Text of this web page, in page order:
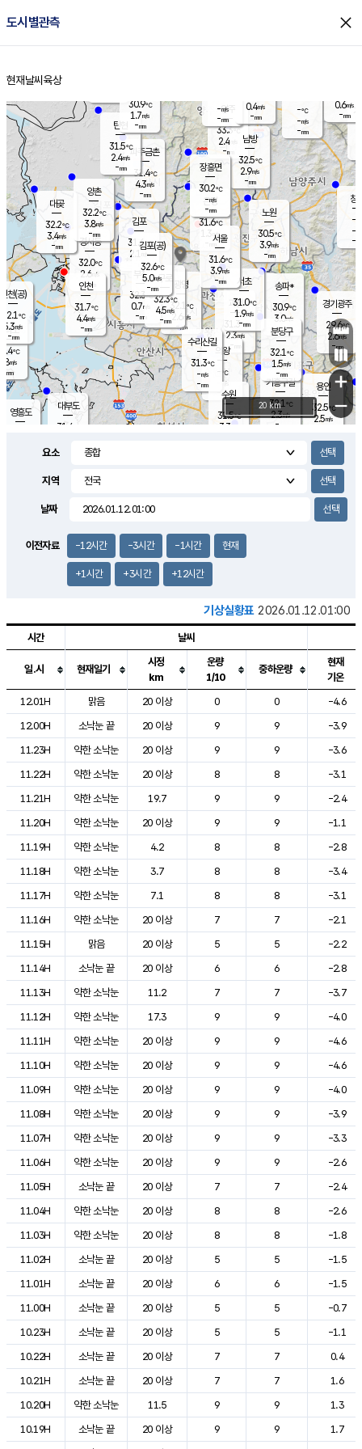
도시별관측 close
홈
현재날씨 육상
의도
℃
m/s
mm
영흥도
양주
33.3℃
2.4
-mm
과천
31.3℃
2.3m/s
- mm
용인
32.5℃
2.5m/s
경기광주
29.6℃
2.6m/s
-mm
3.8m/s
대부도
31.4
경서동
32.0℃
2.6 m/s
-mm
파주금촌
31.4℃
4.3m/s
-mm
-℃
-m/s
-mm
대곶
32.2℃
3.4m/s
-mm
창
-
-m/
-
탄현
31.5℃
2.4m/s
-mm
0.6m/s
-mm
의왕
- ℃
m/s
mm
김포
31.6℃
2.1 m/s
mm
광명
32.1
℃
2.6 m/s
-mm
부천
32.3℃
0.7m/s
-mm
양촌
32.2℃
3.8m/s
-mm
구로
32.3℃
4.5m/s
-mm
은평
31.6℃
1.3 m/s
- mm
노원
30.5℃
3.9m/s
-mm
송파*
30.9℃
3.0m/s
-mm
서초
31.0℃
1.9m/s
-mm
남방
32.5℃
2.9m/s
-mm
기흥구갈
32.1℃
2.3m/s
-
수리산길
31.3℃
-m/s
-mm
분당구
32.1℃
1.5m/s
-mm
장흥면
30.2℃
-m/s
-mm
-m/s
-mm
인천(공)
32.1℃
5.3m/s
-mm
김포(공)
32.6℃
5.0m/s
-mm
수원
31.5℃
3.3 m/s
인천
31.7℃
4.4m/s
-mm
서울
31.6℃
3.9m/s
-mm
30.9℃
1.7m/s
-mm
0.4m/s
-mm
+
−
20 km
요소
지역
날짜
이전자료 -12시간 -3시간 -1시간 현재
+1시간 +3시간 +12시간
기상실황표 2026.01.12.01:00
도시별 기상실황표로 지점, 날씨, 기온, 강수, 바람, 기압등을 안내한 표입
시간 날씨
일.시 현재일기
시정
km
운량
1/10
중하운량
현재
기온
12.01H
맑음 20 이상 0 0
-4.6
12.00H
소낙눈 끝 20 이상 9 9
-3.9
11.23H
약한 소낙눈 20 이상 9 9
-3.6
11.22H
약한 소낙눈 20 이상 8 8
-3.1
11.21H
약한 소낙눈 19.7 9 9
-2.4
11.20H
약한 소낙눈 20 이상 9 9
-1.1
11.19H
약한 소낙눈 4.2 8 8
-2.8
11.18H
약한 소낙눈 3.7 8 8
-3.4
11.17H
약한 소낙눈 7.1 8 8
-3.1
11.16H
약한 소낙눈 20 이상 7 7
-2.1
11.15H
맑음 20 이상 5 5
-2.2
11.14H
소낙눈 끝 20 이상 6 6
-2.8
11.13H
약한 소낙눈 11.2 7 7
-3.7
11.12H
약한 소낙눈 17.3 9 9
-4.0
11.11H
약한 소낙눈 20 이상 9 9
-4.6
11.10H
약한 소낙눈 20 이상 9 9
-4.6
11.09H
약한 소낙눈 20 이상 9 9
-4.0
11.08H
약한 소낙눈 20 이상 9 9
-3.9
11.07H
약한 소낙눈 20 이상 9 9
-3.3
11.06H
약한 소낙눈 20 이상 9 9
-2.6
11.05H
소낙눈 끝 20 이상 7 7
-2.4
11.04H
약한 소낙눈 20 이상 8 8
-2.6
11.03H
약한 소낙눈 20 이상 8 8
-1.8
11.02H
소낙눈 끝 20 이상 5 5
-1.5
11.01H
소낙눈 끝 20 이상 6 6
-1.5
11.00H
소낙눈 끝 20 이상 5 5
-0.7
10.23H
소낙눈 끝 20 이상 5 5
-1.1
10.22H
소낙눈 끝 20 이상 7 7
0.4
10.21H
소낙눈 끝 20 이상 7 7
1.6
10.20H
약한 소낙눈 11.5 9 9
1.3
10.19H
소낙눈 끝 20 이상 9 9
1.7